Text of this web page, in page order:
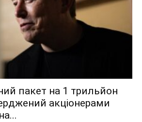
пакет на 1 трильйон
акціонерами